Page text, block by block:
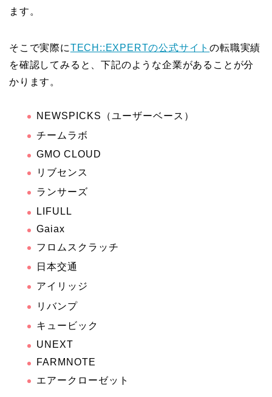
ます。
そこで実際にTECH::EXPERTの公式サイトの転職実績
を確認してみると、下記のような企業があることが分
かります。
NEWSPICKS（ユーザーベース）
チームラボ
GMO CLOUD
リブセンス
ランサーズ
LIFULL
Gaiax
フロムスクラッチ
日本交通
アイリッジ
リバンプ
キュービック
UNEXT
FARMNOTE
エアークローゼット